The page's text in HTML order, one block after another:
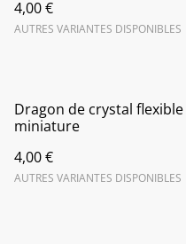
4,00 €
AUTRES VARIANTES DISPONIBLES
Dragon de crystal flexible
miniature
4,00 €
AUTRES VARIANTES DISPONIBLES